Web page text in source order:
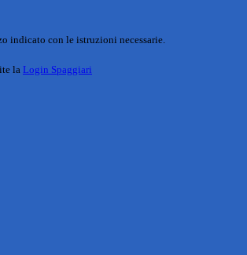
indicato con le istruzioni necessarie.
la Login Spaggiari